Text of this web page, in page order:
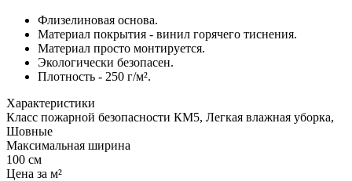
Флизелиновая основа.
Материал покрытия - винил горячего тиснения.
Материал просто монтируется.
Экологически безопасен.
Плотность - 250 г/м².
Характеристики
Класс пожарной безопасности КМ5, Легкая влажная уборка,
Шовные
Максимальная ширина
100 см
Цена за м²